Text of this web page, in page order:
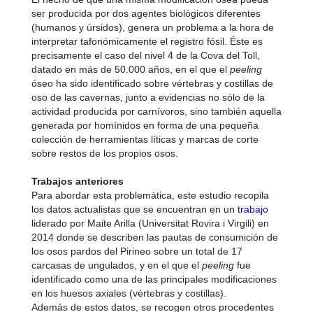
ser producida por dos agentes biológicos diferentes
(humanos y úrsidos), genera un problema a la hora de
interpretar tafonómicamente el registro fósil. Éste es
precisamente el caso del nivel 4 de la Cova del Toll,
datado en más de 50.000 años, en el que el peeling
óseo ha sido identificado sobre vértebras y costillas de
oso de las cavernas, junto a evidencias no sólo de la
actividad producida por carnívoros, sino también aquella
generada por homínidos en forma de una pequeña
colección de herramientas líticas y marcas de corte
sobre restos de los propios osos.
Trabajos anteriores
Para abordar esta problemática, este estudio recopila
los datos actualistas que se encuentran en un trabajo
liderado por Maite Arilla (Universitat Rovira i Virgili) en
2014 donde se describen las pautas de consumición de
los osos pardos del Pirineo sobre un total de 17
carcasas de ungulados, y en el que el peelingfue
identificado como una de las principales modificaciones
en los huesos axiales (vértebras y costillas).
Además de estos datos, se recogen otros procedentes